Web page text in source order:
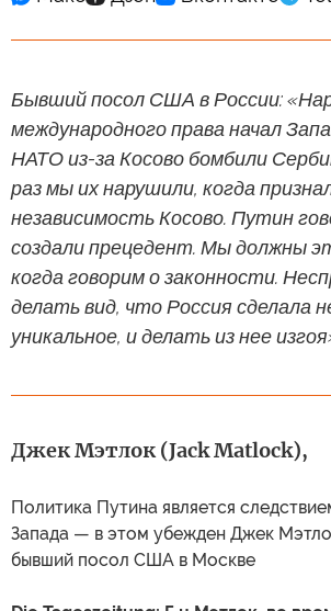
Бывший посол США в России:
международного права начал
НАТО из-за Косово бомбили
раз мы их нарушили, когда
независимость Косово. Путин
создали прецедент. Мы должны
когда говорим о законности.
делать вид, что Россия сделала
уникальное, и делать из нее
Джек Мэтлок (Jack Matlock),
Политика Путина является
Запада — в этом убежден Джек
бывший посол США в Москве